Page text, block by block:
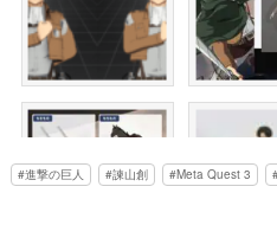
進撃の巨人 諫山創 Meta Quest 3